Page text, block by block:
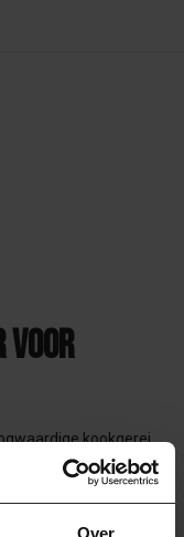
Over
voor
kookgerei
. Het Franse merk
moderne technieken
chefs als